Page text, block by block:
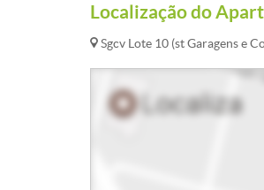
Localização do
Sgcv Lote 10 (st Garagens e